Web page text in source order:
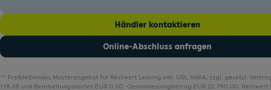
Händler kontaktieren
Online-Abschluss anfragen
** Freibleibendes Musterangebot für Restwert Leasing inkl. USt, NoVA, zzgl. gesetzl.
118,68 und Bearbeitungskosten EUR 0,00. Gesamtleasingbetrag EUR 22.790,00, Restwert